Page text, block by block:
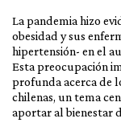
La pandemia hizo
obesidad y sus
hipertensión- en el
Esta preocupación
profunda acerca de
chilenas, un tema
aportar al bienestar